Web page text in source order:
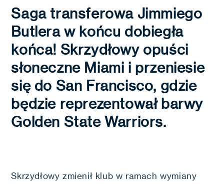
Saga transferowa Jimmiego
Butlera w końcu dobiegła
końca! Skrzydłowy opuści
słoneczne Miami i przeniesie
się do San Francisco, gdzie
będzie reprezentował barwy
Golden State Warriors.
Skrzydłowy zmienił klub w ramach wymiany